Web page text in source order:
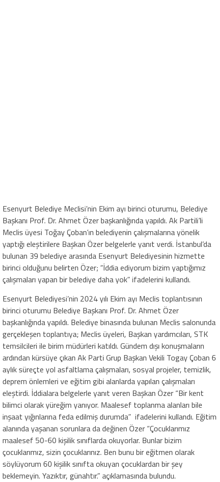
Esenyurt Belediye Meclisi’nin Ekim ayı birinci oturumu, Belediye
Başkanı Prof. Dr. Ahmet Özer başkanlığında yapıldı. Ak Partili’li
Meclis üyesi Toğay Çoban’ın belediyenin çalışmalarına yönelik
yaptığı eleştirilere Başkan Özer belgelerle yanıt verdi. İstanbul’da
bulunan 39 belediye arasında Esenyurt Belediyesinin hizmette
birinci olduğunu belirten Özer; “İddia ediyorum bizim yaptığımız
çalışmaları yapan bir belediye daha yok” ifadelerini kullandı.
Esenyurt Belediyesi’nin 2024 yılı Ekim ayı Meclis toplantısının
birinci oturumu Belediye Başkanı Prof. Dr. Ahmet Özer
başkanlığında yapıldı. Belediye binasında bulunan Meclis salonunda
gerçekleşen toplantıya; Meclis üyeleri, Başkan yardımcıları, STK
temsilcileri ile birim müdürleri katıldı. Gündem dışı konuşmaların
ardından kürsüye çıkan Ak Parti Grup Başkan Vekili Togay Çoban 6
aylık süreçte yol asfaltlama çalışmaları, sosyal projeler, temizlik,
deprem önlemleri ve eğitim gibi alanlarda yapılan çalışmaları
eleştirdi. İddialara belgelerle yanıt veren Başkan Özer “Bir kent
bilimci olarak yüreğim yanıyor. Maalesef toplanma alanları bile
inşaat yığınlarına feda edilmiş durumda” ifadelerini kullandı. Eğitim
alanında yaşanan sorunlara da değinen Özer “Çocuklarımız
maalesef 50-60 kişilik sınıflarda okuyorlar. Bunlar bizim
çocuklarımız, sizin çocuklarınız. Ben bunu bir eğitmen olarak
söylüyorum 60 kişilik sınıfta okuyan çocuklardan bir şey
beklemeyin. Yazıktır, günahtır.” açıklamasında bulundu.